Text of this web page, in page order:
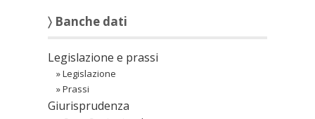
〉 Banche dati
Legislazione e prassi
»Legislazione
»Prassi
Giurisprudenza